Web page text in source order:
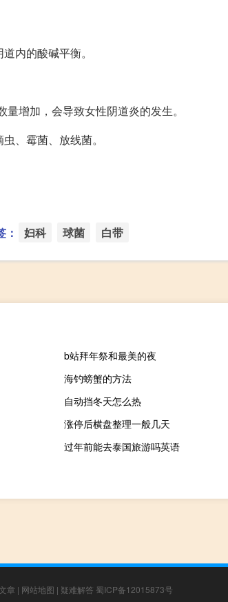
内的酸碱平衡。
增加，会导致女性阴道炎的发生。
、霉菌、放线菌。
： 妇科 球菌 白带
b站拜年祭和最美的夜
海钓螃蟹的方法
自动挡冬天怎么热
涨停后横盘整理一般几天
过年前能去泰国旅游吗英语
章 | 网站地图 | 疑难解答 蜀ICP备12015873号